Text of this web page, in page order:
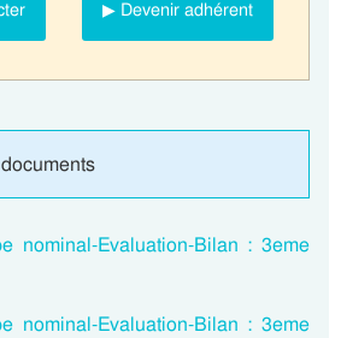
▶ Devenir adhérent
nominal-Evaluation-Bilan : 3eme
nominal-Evaluation-Bilan : 3eme